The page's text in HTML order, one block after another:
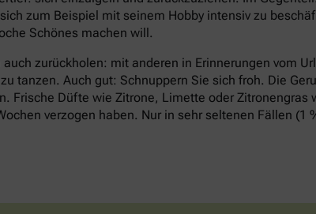
zum Beispiel mit seinem Hobby intensiv zu
Schönes machen will.
zurückholen: mit anderen in Erinnerungen vom
tanzen. Auch gut: Schnuppern Sie sich froh. Die
Frische Düfte wie Zitrone, Limette oder
verzogen haben. Nur in sehr seltenen Fällen